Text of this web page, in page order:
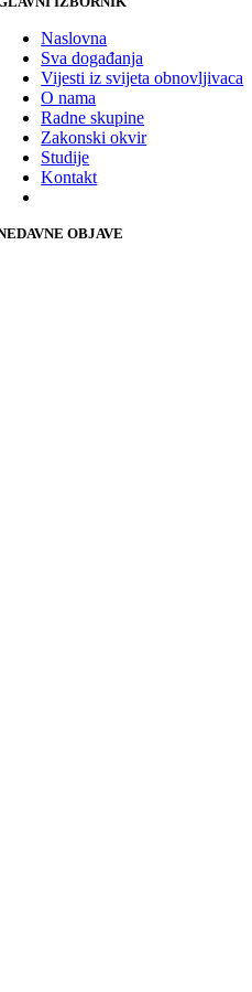
Naslovna
Sva događanja
Vijesti iz svijeta obnovljivaca
O nama
Radne skupine
Zakonski okvir
Studije
Kontakt
OBJAVE